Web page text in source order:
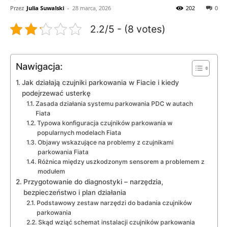
Przez Julia Suwalski - 28 marca, 2026 0
202
2.2/5 - (8 votes)
Nawigacja:
Jak działają czujniki parkowania w Fiacie i kiedy
podejrzewać usterkę
Zasada działania systemu parkowania PDC w autach
Fiata
Typowa konfiguracja czujników parkowania w
popularnych modelach Fiata
Objawy wskazujące na problemy z czujnikami
parkowania Fiata
Różnica między uszkodzonym sensorem a problemem z
modułem
Przygotowanie do diagnostyki – narzędzia,
bezpieczeństwo i plan działania
Podstawowy zestaw narzędzi do badania czujników
parkowania
Skąd wziąć schemat instalacji czujników parkowania